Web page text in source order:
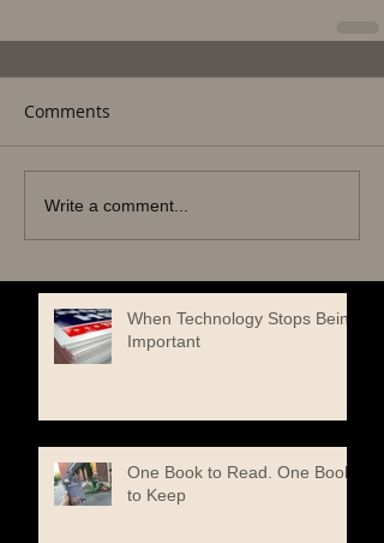
Comments
Write a comment...
When Technology Stops Being
Important
One Book to Read. One Book
to Keep